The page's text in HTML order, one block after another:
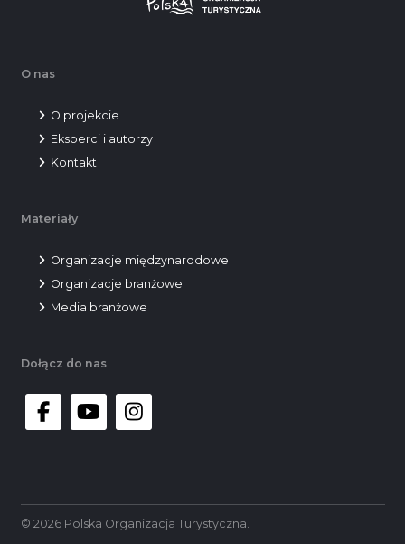
O nas
O projekcie
Eksperci i autorzy
Kontakt
Materiały
Organizacje międzynarodowe
Organizacje branżowe
Media branżowe
Dołącz do nas
facebookyoutube instagram
© 2026 Polska Organizacja Turystyczna.